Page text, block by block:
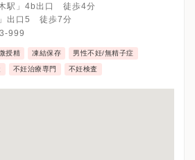
駅」4b出口 徒歩4分
出口5 徒歩7分
999
授精 凍結保存 男性不妊/無精子症
不妊治療専門 不妊検査